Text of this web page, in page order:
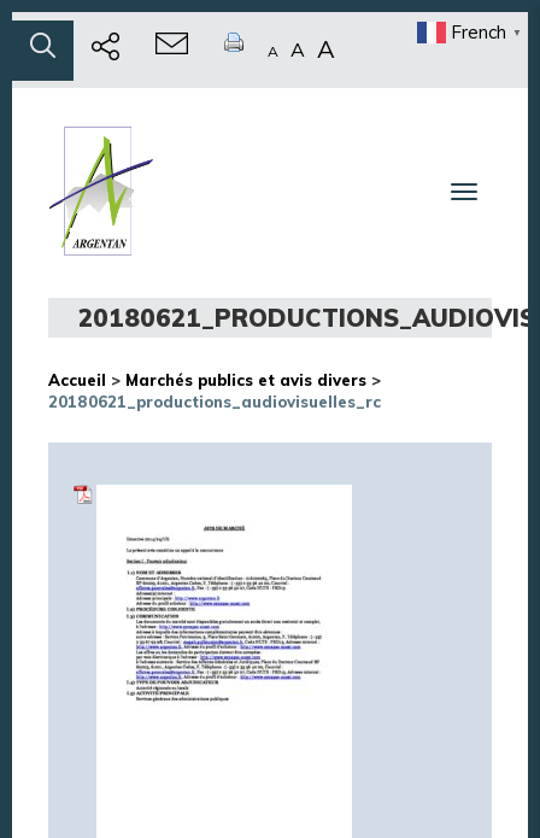
A A A
French ▼
Toggle
Accueil > Marchés publics et avis divers >
20180621_productions_audiovisuelles_rc